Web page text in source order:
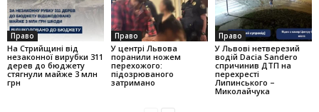
Право
На Стрийщині від
незаконної вирубки 311
дерев до бюджету
стягнули майже 3 млн
грн
Право
У центрі Львова
поранили ножем
перехожого:
підозрюваного
затримано
Право
У Львові нетверезий
водій Dacia Sandero
спричинив ДТП на
перехресті
Липинського –
Миколайчука